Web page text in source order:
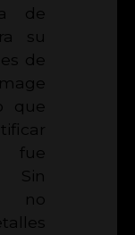
de
su
de
que
fue
Sin